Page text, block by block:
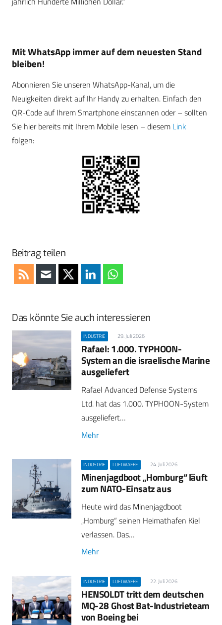
Mit WhatsApp immer auf dem neuesten Stand
bleiben!
Abonnieren Sie unseren WhatsApp-Kanal, um die
Neuigkeiten direkt auf Ihr Handy zu erhalten. Einfach den
QR-Code auf Ihrem Smartphone einscannen oder – sollten
Sie hier bereits mit Ihrem Mobile lesen – diesem Link
folgen:
Beitrag teilen
Das könnte Sie auch interessieren
INDUSTRIE 29. Juli 2026
Rafael: 1.000. TYPHOON-
System an die israelische Marine
ausgeliefert
Rafael Advanced Defense Systems
Ltd. hat das 1.000. TYPHOON-System
ausgeliefert…
Mehr
INDUSTRIE LUFTWAFFE 24. Juli 2026
Minenjagdboot „Homburg“ läuft
zum NATO-Einsatz aus
Heute wird das Minenjagdboot
„Homburg“ seinen Heimathafen Kiel
verlassen. Das…
Mehr
INDUSTRIE LUFTWAFFE 22. Juli 2026
HENSOLDT tritt dem deutschen
MQ-28 Ghost Bat-Industrieteam
von Boeing bei